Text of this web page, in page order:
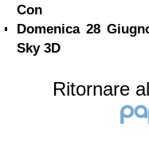
Con
Domenica 28
Sky 3D
Ritornare